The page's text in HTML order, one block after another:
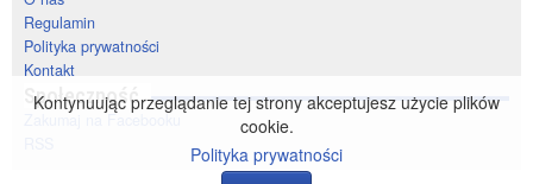
Regulamin
Polityka prywatności
Kontakt
Społeczność
Zakumaj na Facebooku
Kontynuując przeglądanie tej strony akceptujesz użycie plików
cookie.
Polityka prywatności